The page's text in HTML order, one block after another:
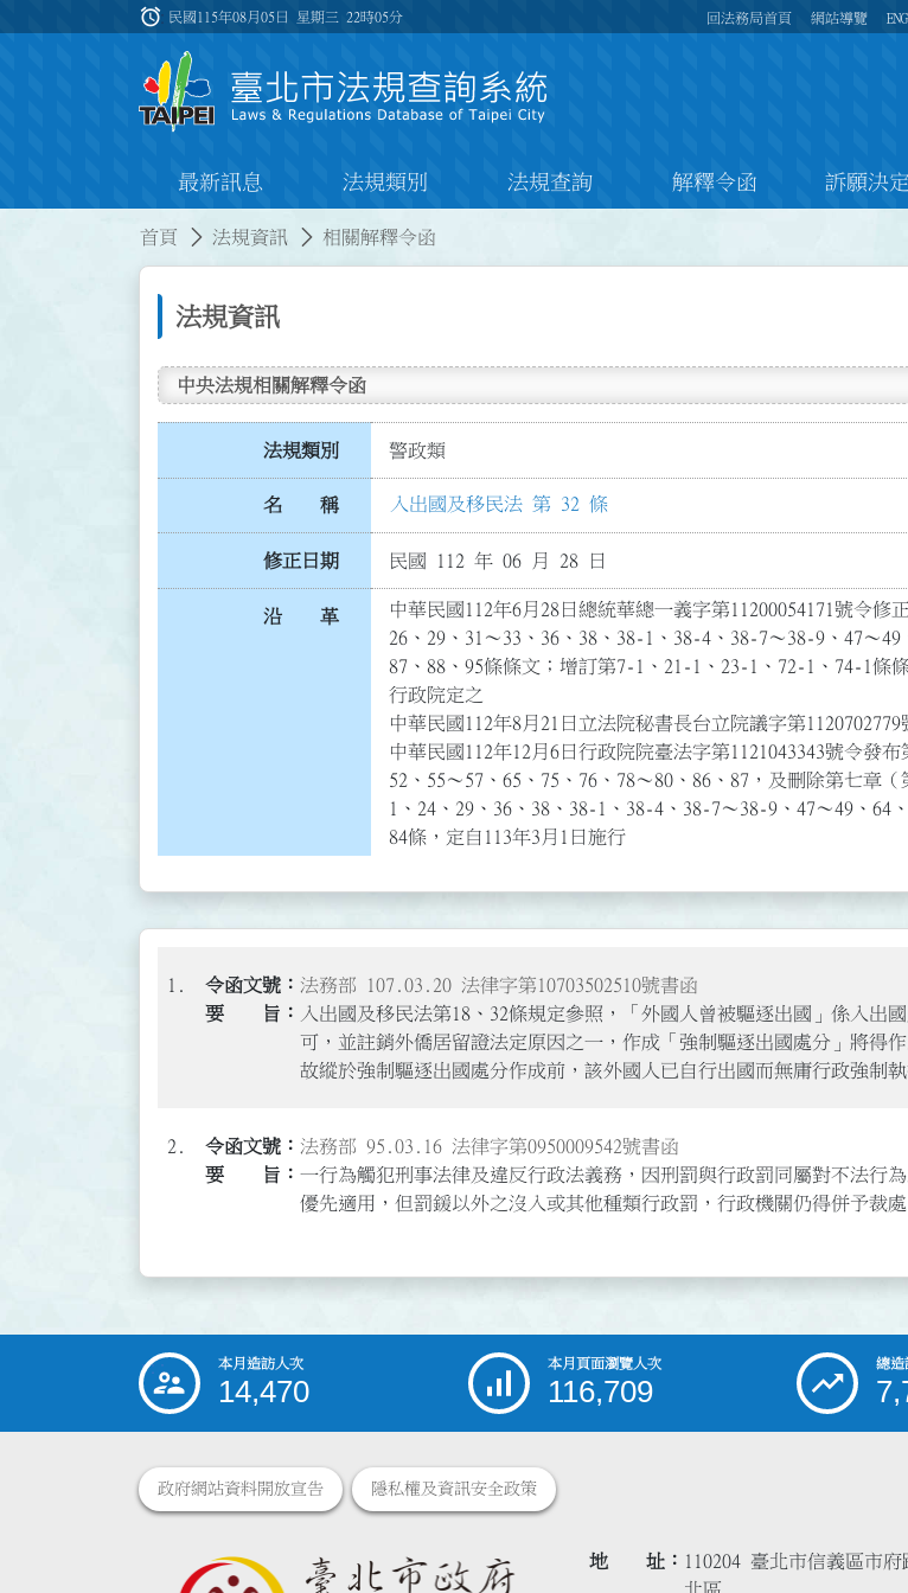
:::
alarm 民國115年08月05日 星期三22時05分 回法務局首頁 網站導覽
最新訊息 法規類別 法規查詢 解釋令函 訴願決
首頁 法規資訊 相關解釋令函
法規資訊
中央法規相關解釋令函
法規類別 警政類
名 稱 入出國及移民法 第 32 條
修正日期 民國 112 年 06 月 28 日
沿 革
中華民國112年6月28日總統華總一義字第11200054171號令修
26、29、31～33、36、38、38-1、38-4、38-7～38-9、47～
87、88、95條條文；增訂第7-1、21-1、23-1、72-1、74-1條
行政院定之
中華民國112年8月21日立法院秘書長台立院議字第
中華民國112年12月6日行政院院臺法字第1121043343號令發
52、55～57、65、75、76、78～80、86、87，及刪除第七章
1、24、29、36、38、38-1、38-4、38-7～38-9、47～49、64
84條，定自113年3月1日施行
1.
法務部 107.03.20 法律字第10703502510號書函
入出國及移民法第18、32條規定參照，「外國人曾被驅逐出國」係入出
可，並註銷外僑居留證法定原因之一，作成「強制驅逐出國處分」將得
故縱於強制驅逐出國處分作成前，該外國人已自行出國而無庸行政強制
2.
法務部 95.03.16 法律字第0950009542號書函
一行為觸犯刑事法律及違反行政法義務，因刑罰與行政罰同屬對不法行
優先適用，但罰鍰以外之沒入或其他種類行政罰，行政機關仍得併予裁處
::: 本月造訪人次
14,470
本月頁面瀏覽人次
116,709
總造
政府網站資料開放宣告 隱私權及資訊安全政策
地 址
110204 臺北市信義區市府